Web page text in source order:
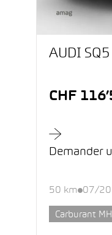
AUDI
CHF
Demander
50 km 07/
Carburant